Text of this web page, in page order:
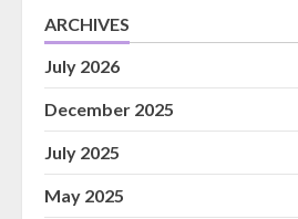
ARCHIVES
July 2026
December 2025
July 2025
May 2025